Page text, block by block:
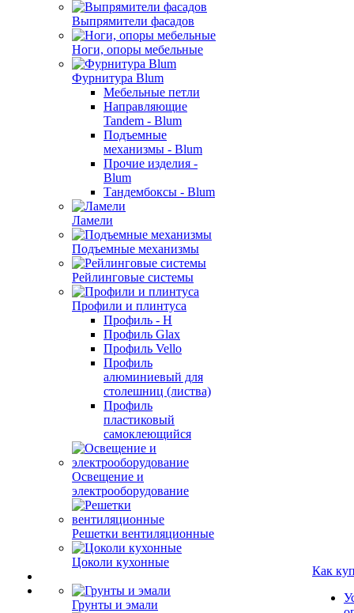
Выпрямители фасадов
Ноги, опоры мебельные
Фурнитура Blum
Мебельные петли
Направляющие
Tandem - Blum
Подъемные
механизмы - Blum
Прочие изделия -
Blum
Тандембоксы - Blum
Ламели
Подъемные механизмы
Рейлинговые системы
Профили и плинтуса
Профиль - H
Профиль Glax
Профиль Vello
Профиль
алюминиевый для
столешниц (листва)
Профиль
пластиковый
самоклеющийся
Освещение и
электрооборудование
Решетки вентиляционные
Цоколи кухонные
Грунты и эмали
Как